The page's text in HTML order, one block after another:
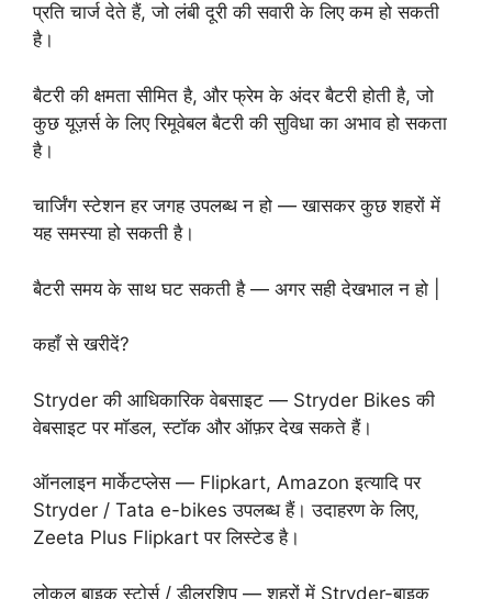
प्रति चार्ज देते हैं, जो लंबी दूरी की सवारी के लिए कम हो सकती
है।
बैटरी की क्षमता सीमित है, और फ्रेम के अंदर बैटरी होती है, जो
कुछ यूज़र्स के लिए रिमूवेबल बैटरी की सुविधा का अभाव हो सकता
है।
चार्जिंग स्टेशन हर जगह उपलब्ध न हो — खासकर कुछ शहरों में
यह समस्या हो सकती है।
बैटरी समय के साथ घट सकती है — अगर सही देखभाल न हो |
कहाँ से खरीदें?
Stryder की आधिकारिक वेबसाइट — Stryder Bikes की
वेबसाइट पर मॉडल, स्टॉक और ऑफ़र देख सकते हैं।
ऑनलाइन मार्केटप्लेस — Flipkart, Amazon इत्यादि पर
Stryder / Tata e-bikes उपलब्ध हैं। उदाहरण के लिए,
Zeeta Plus Flipkart पर लिस्टेड है।
लोकल बाइक स्टोर्स / डीलरशिप — शहरों में Stryder-बाइक